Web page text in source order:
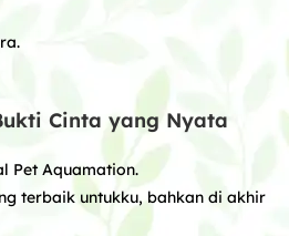
Cinta yang Nyata
Pet Aquamation.
terbaik untukku, bahkan di akhir